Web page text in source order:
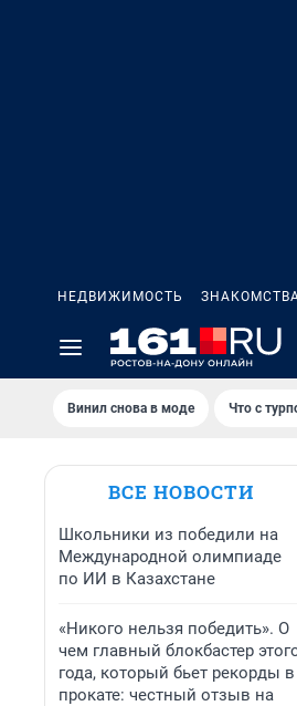
НЕДВИЖИМОСТЬ
Винил снова в моде Что с
ВСЕ НОВОСТИ
Школьники из победили на
Международной олимпиаде
по ИИ в Казахстане
«Никого нельзя победить». О
чем главный блокбастер
года, который бьет рекорды в
прокате: честный отзыв на